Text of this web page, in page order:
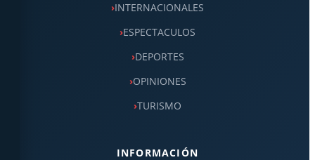
INTERNACIONALES
ESPECTACULOS
DEPORTES
OPINIONES
TURISMO
INFORMACIÓN